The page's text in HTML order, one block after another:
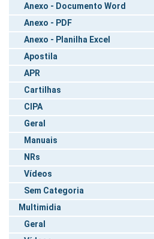
Anexo - Documento Word
Anexo - PDF
Anexo - Planilha Excel
Apostila
APR
Cartilhas
CIPA
Geral
Manuais
NRs
Vídeos
Sem Categoria
Multimidia
Geral